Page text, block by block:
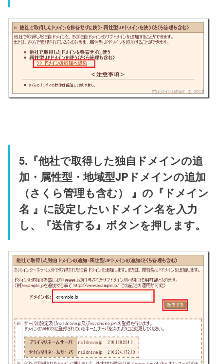
5.『他社で取得した独自ドメインの追
加・属性型・地域型JPドメインの追加
（さくら管理も含む） 』の『ドメイン
名 』に設定したいドメイン名を入力
し、『送信する』ボタンを押します。